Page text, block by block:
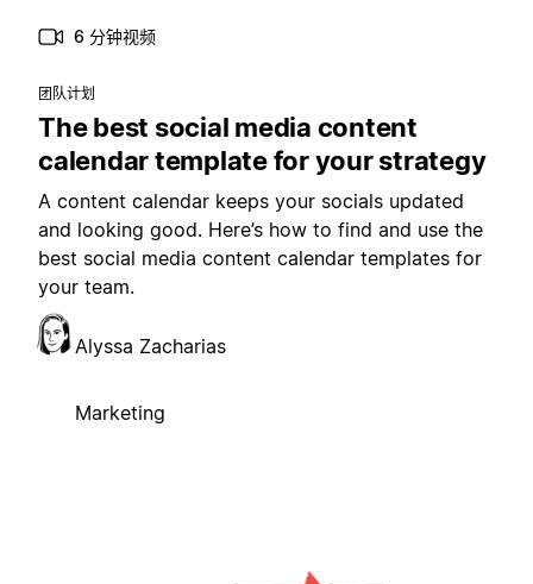
6 分钟视频
团队计划
The best social media content
calendar template for your strategy
A content calendar keeps your socials updated
and looking good. Here’s how to find and use the
best social media content calendar templates for
your team.
Alyssa Zacharias
Marketing